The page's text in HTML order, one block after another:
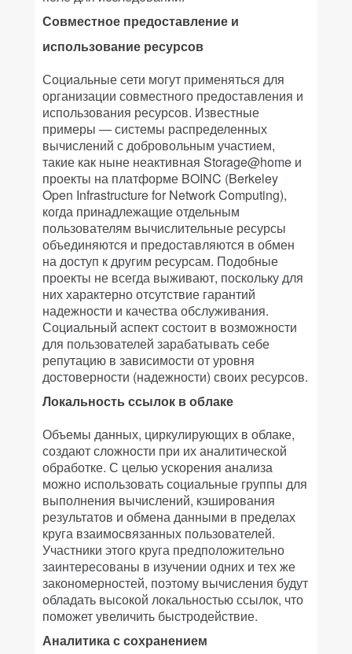
Совместное предоставление и
использование ресурсов
Социальные сети могут применяться для
организации совместного предоставления и
использования ресурсов. Известные
примеры — системы распределенных
вычислений с добровольным участием,
такие как ныне неактивная Storage@home и
проекты на платформе BOINC (Berkeley
Open Infrastructure for Network Computing),
когда принадлежащие отдельным
пользователям вычислительные ресурсы
объединяются и предоставляются в обмен
на доступ к другим ресурсам. Подобные
проекты не всегда выживают, поскольку для
них характерно отсутствие гарантий
надежности и качества обслуживания.
Социальный аспект состоит в возможности
для пользователей зарабатывать себе
репутацию в зависимости от уровня
достоверности (надежности) своих ресурсов.
Локальность ссылок в облаке
Объемы данных, циркулирующих в облаке,
создают сложности при их аналитической
обработке. С целью ускорения анализа
можно использовать социальные группы для
выполнения вычислений, кэширования
результатов и обмена данными в пределах
круга взаимосвязанных пользователей.
Участники этого круга предположительно
заинтересованы в изучении одних и тех же
закономерностей, поэтому вычисления будут
обладать высокой локальностью ссылок, что
поможет увеличить быстродействие.
Аналитика с сохранением